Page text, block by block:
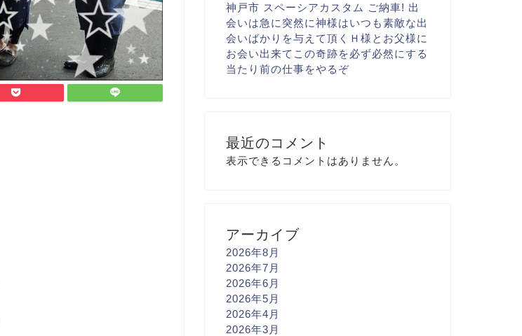
神戸市 スペーシアカスタム ご納車! 出
会いは急に 突然に神様はいつも素敵な出
会いばかりを与えて頂く Ｈ様とお父様に
お会い出来て この奇跡を必ず必然にする
当たり前の仕事をやるぞ
最近のコメント
表示できるコメントはありません。
アーカイブ
2026年8月
2026年7月
2026年6月
2026年5月
2026年4月
2026年3月